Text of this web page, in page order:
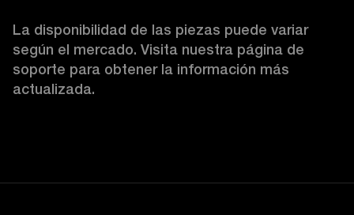
La disponibilidad de las piezas puede variar
según el mercado. Visita nuestra página de
soporte para obtener la información más
actualizada.